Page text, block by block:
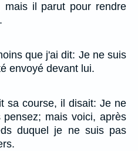
mais il parut pour rendre
que j'ai dit: Je ne suis
envoyé devant lui.
sa course, il disait: Je ne
mais voici, après
duquel je ne suis pas